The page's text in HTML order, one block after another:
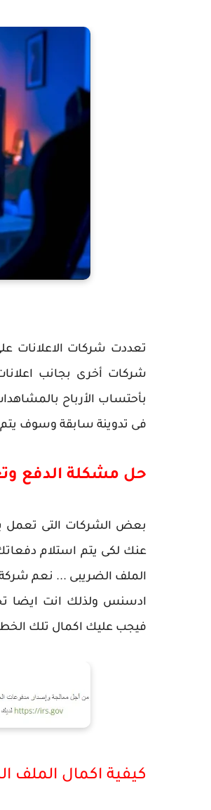
تعددت شركات الاعلانات
شركات أخرى بجانب
بأحتساب الأرباح
فى تدوينة سابقة وسوف
حل مشكلة الدفع
بعض الشركات التى تعمل
عنك لكى يتم استلام
الملف الضريبى ... نعم
ادسنس ولذلك انت ايضا
فيجب عليك اكمال تلك
كيفية اكمال الملف